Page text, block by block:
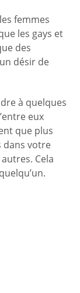
femmes
les gays et
des
désir de
à quelques
eux
que plus
dans votre
Cela